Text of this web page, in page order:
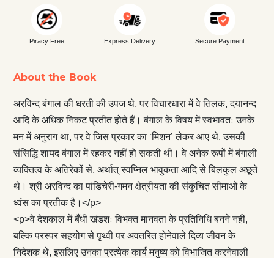
Piracy Free Express Delivery Secure Payment
About the Book
अरविन्द बंगाल की धरती की उपज थे, पर विचारधारा में वे तिलक, दयानन्द
आदि के अधिक निकट प्रतीत होते हैं। बंगाल के विषय में स्वभावतः उनके
मन में अनुराग था, पर वे जिस प्रकार का ‘मिशन’ लेकर आए थे, उसकी
संसिद्धि शायद बंगाल में रहकर नहीं हो सकती थी। वे अनेक रूपों में बंगाली
व्यक्तित्व के अतिरेकों से, अर्थात् स्वप्निल भावुकता आदि से बिलकुल अछूते
थे। श्री अरविन्द का पांडिचेरी-गमन क्षेत्रीयता की संकुचित सीमाओं के
ध्वंस का प्रतीक है।</p>
<p>वे देशकाल में बँधी खंडशः विभक्त मानवता के प्रतिनिधि बनने नहीं,
बल्कि परस्पर सहयोग से पृथ्वी पर अवतरित होनेवाले दिव्य जीवन के
निदेशक थे, इसलिए उनका प्रत्येक कार्य मनुष्य को विभाजित करनेवाली